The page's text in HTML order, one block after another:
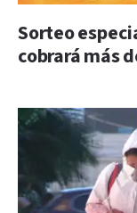
Sorteo
cobrará más